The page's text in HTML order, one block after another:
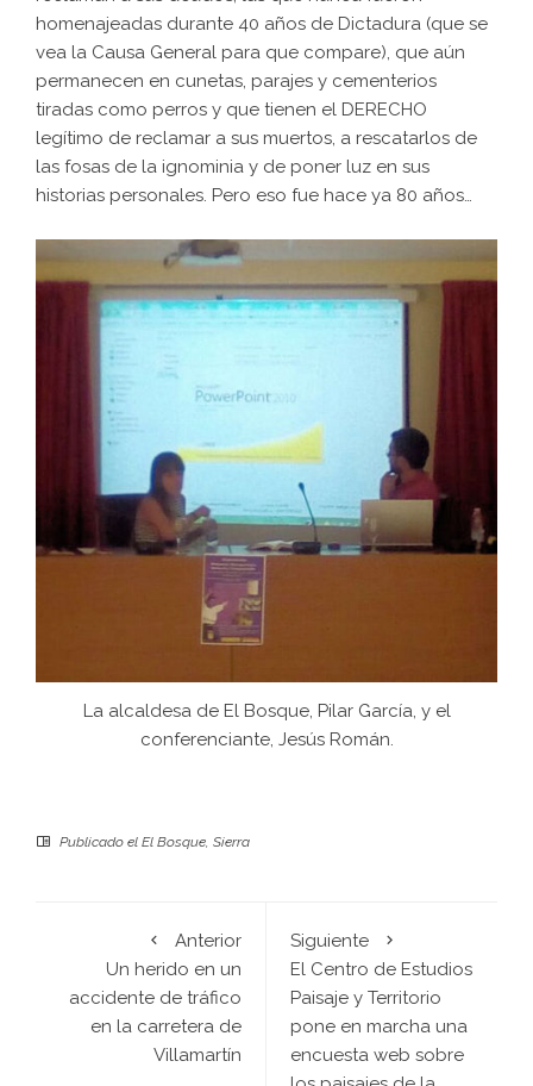
homenajeadas durante 40 años de Dictadura (que se
vea la Causa General para que compare), que aún
permanecen en cunetas, parajes y cementerios
tiradas como perros y que tienen el DERECHO
legítimo de reclamar a sus muertos, a rescatarlos de
las fosas de la ignominia y de poner luz en sus
historias personales. Pero eso fue hace ya 80 años…
La alcaldesa de El Bosque, Pilar García, y el
conferenciante, Jesús Román.
Publicado el El Bosque, Sierra
Anterior
Un herido en un
accidente de tráfico
en la carretera de
Villamartín
Siguiente
El Centro de Estudios
Paisaje y Territorio
pone en marcha una
encuesta web sobre